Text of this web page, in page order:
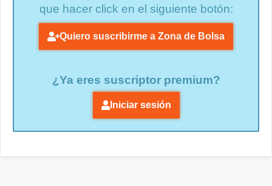
que hacer click en el siguiente botón:
Quiero suscribirme a Zona de Bolsa
¿Ya eres suscriptor premium?
Iniciar sesión